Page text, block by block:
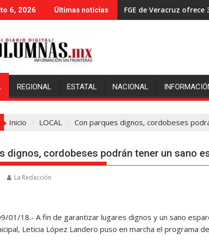
6, 2026 Últimas noticias FGE de Veracruz
REGIONAL ESTATAL NACIONAL
Inicio LOCAL Con parques dignos, cordobeses
dignos, cordobeses podrán tener un sano
La Redacción
01/18.- A fin de garantizar lugares dignos y un sano
Leticia López Landero puso en marcha el programa